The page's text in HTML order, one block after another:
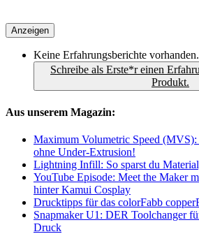
Anzeigen
Keine Erfahrungsberichte vorhanden.
Schreibe als Erste*r einen
Produkt.
Aus unserem Magazin:
Maximum Volumetric Speed (MVS):
ohne Under-Extrusion!
Lightning Infill: So sparst du
YouTube Episode: Meet the Maker
hinter Kamui Cosplay
Drucktipps für das colorFabb
Snapmaker U1: DER Toolchanger
Druck